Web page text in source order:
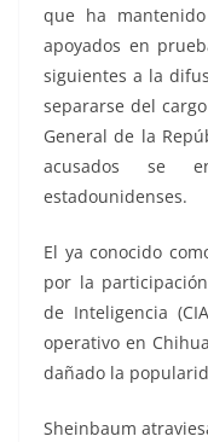
que ha
apoyados en
siguientes a la
separarse del
General de la
acusados se
estadounidenses.
El ya conocido
por la
de Inteligencia
operativo en
dañado la
Sheinbaum